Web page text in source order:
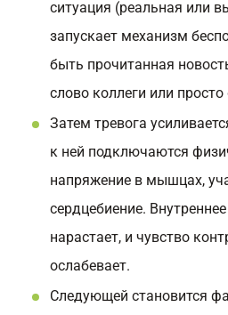
ситуация (реальная или
запускает механизм
быть прочитанная
слово коллеги или
Затем тревога
к ней подключаются
напряжение в мышцах,
сердцебиение.
нарастает, и чувство
ослабевает.
Следующей становится